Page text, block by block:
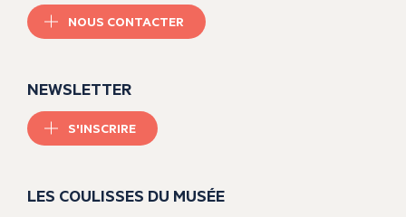
NOUS CONTACTER
NEWSLETTER
S'INSCRIRE
LES COULISSES DU MUSÉE